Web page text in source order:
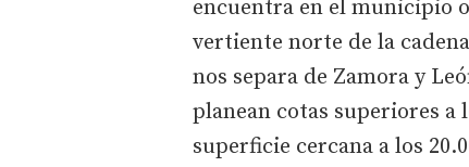
encuentra en el municipio
vertiente norte de la
nos separa de Zamora y
planean cotas superiores a
superficie cercana a los